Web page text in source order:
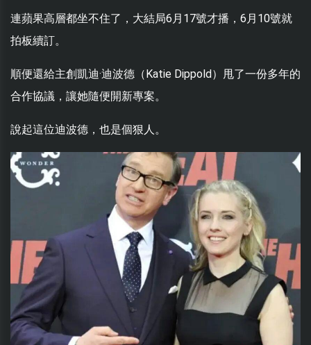
連蘋果高層都坐不住了，大結局6月17號才播，6月10號就
拍板續訂。
順便還給主創凱迪·迪波德（Katie Dippold）甩了一份多年的
合作協議，讓她隨便開新專案。
說起這位迪波德，也是個狠人。